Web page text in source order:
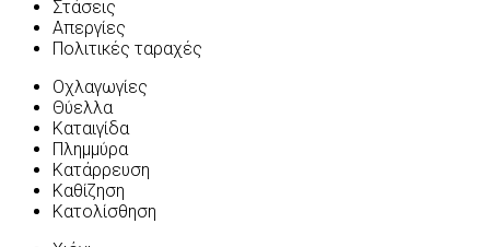
Στάσεις
Απεργίες
Πολιτικές ταραχές
Οχλαγωγίες
Θύελλα
Καταιγίδα
Πλημμύρα
Κατάρρευση
Καθίζηση
Κατολίσθηση